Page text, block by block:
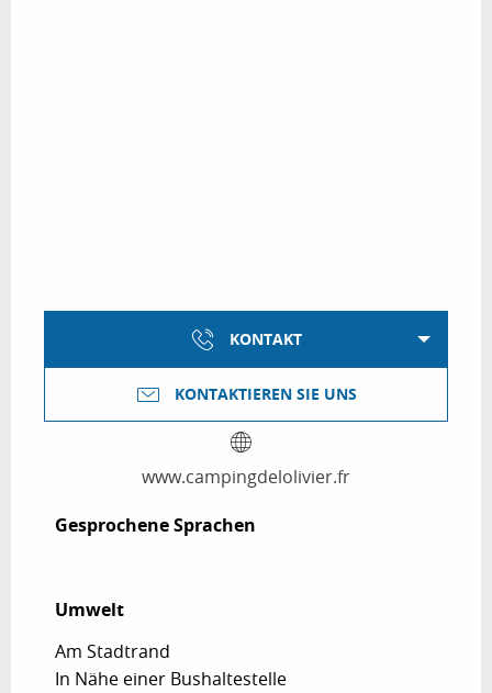
KONTAKT
KONTAKTIEREN SIE UNS
www.campingdelolivier.fr
Gesprochene Sprachen
Gesprochene Sprachen
Umwelt
Umwelt
Am Stadtrand
In Nähe einer Bushaltestelle